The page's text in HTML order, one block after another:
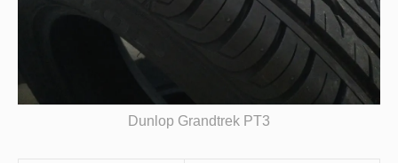
Dunlop Grandtrek PT3